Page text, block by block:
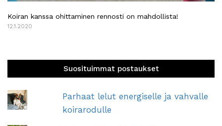
Koiran kanssa ohittaminen rennosti on mahdollista!
12.1.2020
Suosituimmat postaukset
Parhaat lelut energiselle ja vahvalle
koirarodulle